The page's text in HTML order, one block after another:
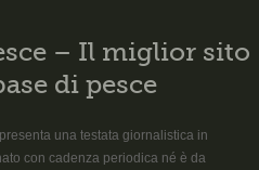
– Il miglior sito
di pesce
una testata giornalistica in
con cadenza periodica né è da